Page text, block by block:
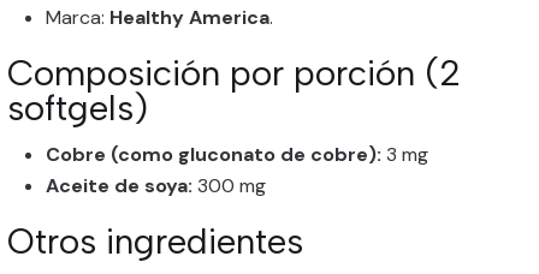
Marca: Healthy America.
Composición por porción (2
softgels)
Cobre (como gluconato de cobre): 3 mg
Aceite de soya: 300 mg
Otros ingredientes